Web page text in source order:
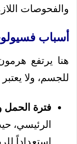
والفحوصات
أسباب
هنا يرتفع
للجسم، ولا
فترة الحمل
الرئيسي،
استعداداً